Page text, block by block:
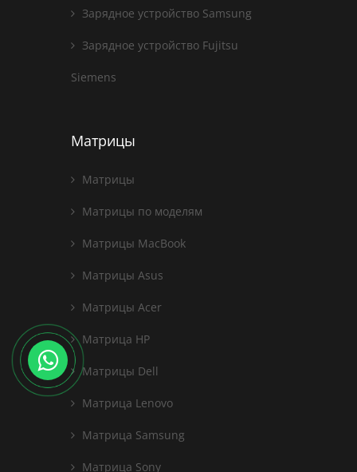
Зарядное устройство Samsung
Зарядное устройство Fujitsu
Siemens
Матрицы
Матрицы
Матрицы по моделям
Матрицы MacBook
Матрицы Asus
Матрицы Acer
Матрица HP
Матрицы Dell
Матрица Lenovo
Матрица Samsung
Матрица Sony